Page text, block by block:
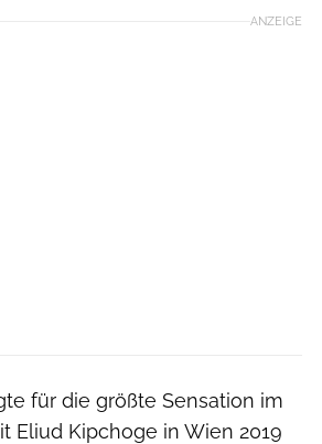
ANZEIGE
für die größte Sensation im
Eliud Kipchoge in Wien 2019